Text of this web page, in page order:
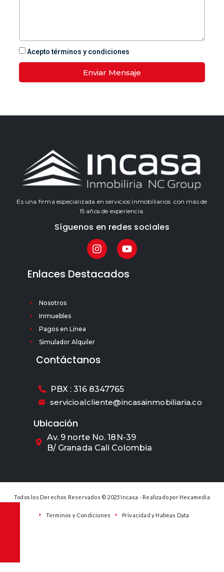
Acepto términos y condiciones
Enviar Mensaje
Es una firma especializada en servicios inmobiliarios con más de
15 años de experiencia.
Síguenos en redes sociales
Enlaces Destacados
Nosotros
Inmuebles
Pagos en Línea
Simulador Alquiler
Contáctanos
PBX : 316 8347765
servicioalcliente@incasainmobiliaria.co
Ubicación
Av. 9 norte No. 18N-39
B/ Granada Cali Colombia
Todos los Derechos Reservados © 2025 Incasa - Realizado por Hexamedia
Terminos y Condiciones Privacidad y Habeas Data